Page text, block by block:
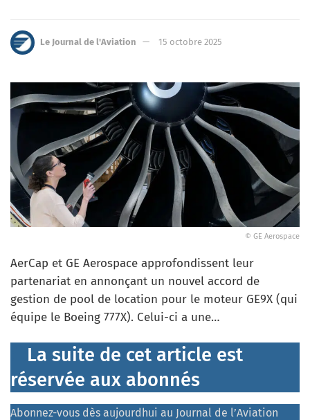
Le Journal de l'Aviation 15 octobre 2025
© GE Aerospace
AerCap et GE Aerospace approfondissent leur
partenariat en annonçant un nouvel accord de
gestion de pool de location pour le moteur GE9X (qui
équipe le Boeing 777X). Celui-ci a une…
La suite de cet article est
réservée aux abonnés
Abonnez-vous dès aujourdhui au Journal de l’Aviation